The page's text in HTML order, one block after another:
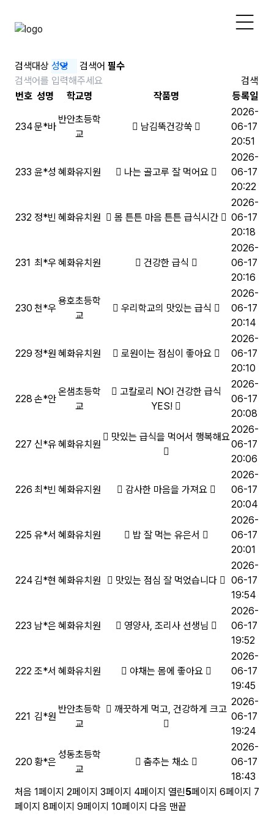
검색대상 검색어 필수
검색
번호 성명 학교명 작품명 등록일
234문*바
반안초등학
교
남김뚝건강쑥
2026-
06-17
20:51
233 윤*성 혜화유지원 나는 골고루 잘 먹어요
2026-
06-17
20:22
232 정*빈 혜화유치원 몸 튼튼 마음 튼튼 급식시간
2026-
06-17
20:18
231 최*우 혜화유치원 건강한 급식
2026-
06-17
20:16
230 천*우
용호초등학
교
우리학교의 맛있는 급식
2026-
06-17
20:14
229 정*원 혜화유치원 로원이는 점심이 좋아요
2026-
06-17
20:10
228 손*안
온샘초등학
교
고칼로리 NO! 건강한 급식
YES!
2026-
06-17
20:08
227 신*유혜화유치원
맛있는 급식을 먹어서 행복해요
2026-
06-17
20:06
226 최*빈 혜화유지원 감사한 마음을 가져요
2026-
06-17
20:04
225 유*서 혜화유치원 밥 잘 먹는 유은서
2026-
06-17
20:01
224김*현 혜화유치원 맛있는 점심 잘 먹었습니다
2026-
06-17
19:54
223 남*은 혜화유치원 영양사, 조리사 선생님
2026-
06-17
19:52
222 조*서 혜화유치원 야채는 몸에 좋아요
2026-
06-17
19:45
221 김*원
반안초등학
교
깨끗하게 먹고, 건강하게 크고
2026-
06-17
19:24
220 황*은
성동초등학
교
춤추는 채소
2026-
06-17
18:43
처음 1페이지 2페이지 3페이지 4페이지 열린5페이지 6페이지 7
페이지 8페이지 9페이지 10페이지 다음 맨끝